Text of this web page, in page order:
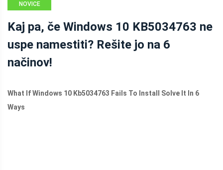
NOVICE
Kaj pa, če Windows 10 KB5034763 ne
uspe namestiti? Rešite jo na 6
načinov!
What If Windows 10 Kb5034763 Fails To Install Solve It In 6
Ways